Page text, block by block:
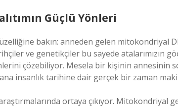
Güçlü Yönleri
bakın: anneden gelen mitokondriyal
ve genetikçiler bu sayede atalarımızın
çözebiliyor. Mesela bir kişinin annesinin
insanlık tarihine dair gerçek bir zaman
ortaya çıkıyor.